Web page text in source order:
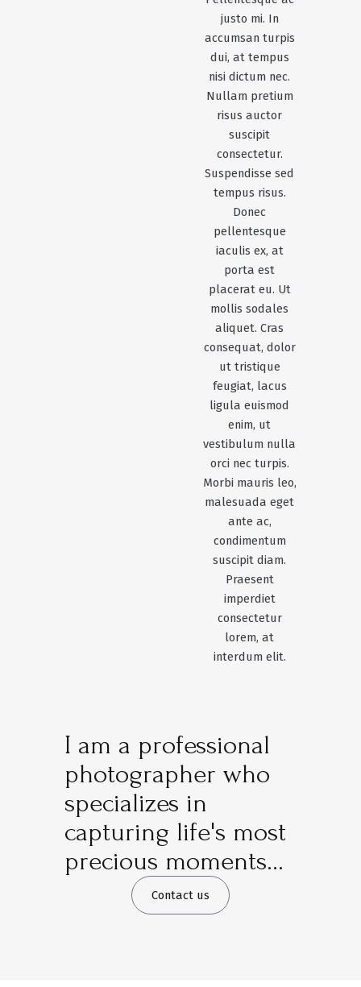
justo mi. In
accumsan turpis
dui, at tempus
nisi dictum nec.
Nullam pretium
risus auctor
suscipit
consectetur.
Suspendisse sed
tempus risus.
Donec
pellentesque
iaculis ex, at
porta est
placerat eu. Ut
mollis sodales
aliquet. Cras
consequat, dolor
ut tristique
feugiat, lacus
ligula euismod
enim, ut
vestibulum nulla
orci nec turpis.
Morbi mauris leo,
malesuada eget
ante ac,
condimentum
suscipit diam.
Praesent
imperdiet
consectetur
lorem, at
interdum elit.
I am a professional
photographer who
specializes in
capturing life's most
precious moments...
Contact us